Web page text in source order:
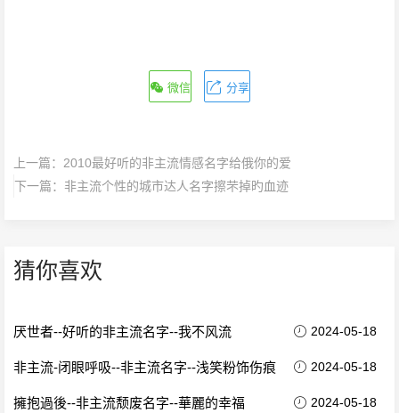
微信 分享
上一篇： 2010最好听的非主流情感名字给俄你的爱
下一篇： 非主流个性的城市达人名字擦芣掉旳血迹
猜你喜欢
厌世者--好听的非主流名字--我不风流 2024-05-18
非主流-闭眼呼吸--非主流名字--浅笑粉饰伤痕 2024-05-18
擁抱過後--非主流颓废名字--華麗的幸福 2024-05-18